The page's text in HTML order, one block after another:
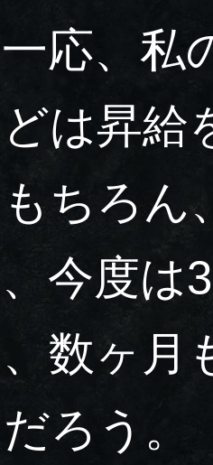
応、私
は昇給
ちろん
今度は
数ヶ月
ろう。